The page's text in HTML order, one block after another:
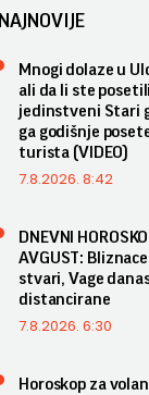
NAJNOVIJE
Mnogi dolaze u
ali da li ste
jedinstveni Stari
ga godišnje
turista (VIDEO)
7.8.2026. 8:42
DNEVNI
AVGUST: Bliznace
stvari, Vage
distancirane
7.8.2026. 6:30
Horoskop za